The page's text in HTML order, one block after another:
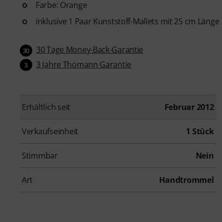
Farbe: Orange
inklusive 1 Paar Kunststoff-Mallets mit 25 cm Länge
30 30 Tage Money-Back-Garantie
3 3 Jahre Thomann Garantie
Erhältlich seit Februar 2012
Verkaufseinheit 1 Stück
Stimmbar Nein
Art Handtrommel